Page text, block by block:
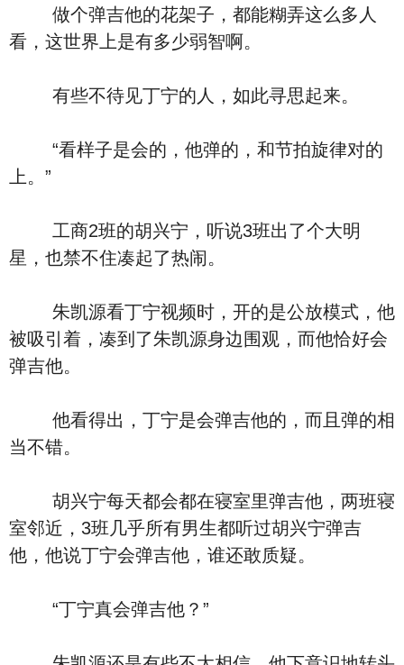
做个弹吉他的花架子，都能糊弄这么多人
看，这世界上是有多少弱智啊。
有些不待见丁宁的人，如此寻思起来。
“看样子是会的，他弹的，和节拍旋律对的
上。”
工商2班的胡兴宁，听说3班出了个大明
星，也禁不住凑起了热闹。
朱凯源看丁宁视频时，开的是公放模式，他
被吸引着，凑到了朱凯源身边围观，而他恰好会
弹吉他。
他看得出，丁宁是会弹吉他的，而且弹的相
当不错。
胡兴宁每天都会都在寝室里弹吉他，两班寝
室邻近，3班几乎所有男生都听过胡兴宁弹吉
他，他说丁宁会弹吉他，谁还敢质疑。
“丁宁真会弹吉他？”